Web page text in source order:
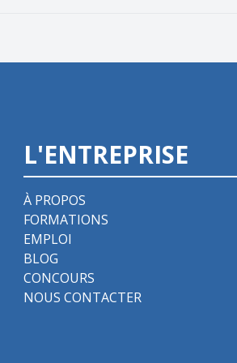
L'ENTREPRISE
À PROPOS
FORMATIONS
EMPLOI
BLOG
CONCOURS
NOUS CONTACTER